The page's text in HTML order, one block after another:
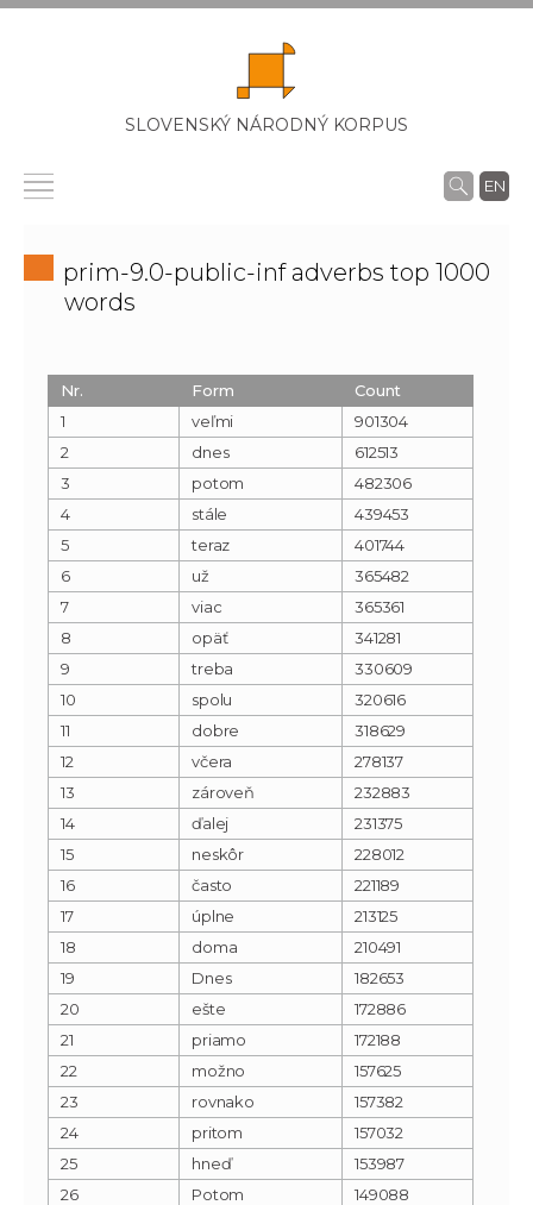
SLOVENSKÝ NÁRODNÝ KORPUS
EN
prim-9.0-public-inf adverbs top 1000
words
Nr. Form
Count
1
veľmi
901304
2
dnes
612513
3
potom
482306
4
stále
439453
5
teraz
401744
6
už
365482
7
viac
365361
8
opäť
341281
9
treba
330609
10
spolu
320616
11
dobre
318629
12
včera
278137
13
zároveň
232883
14
ďalej
231375
15
neskôr
228012
16
často
221189
17
úplne
213125
18
doma
210491
19
Dnes
182653
20
ešte
172886
21
priamo
172188
22
možno
157625
23
rovnako
157382
24
pritom
157032
25
hneď
153987
26
Potom
149088